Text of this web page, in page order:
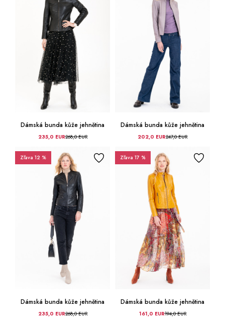
Dámská bunda kůže jehnětina
235,0 EUR268,0 EUR
Dámská bunda kůže jehnětina
202,0 EUR247,0 EUR
Zľava 12 %
Dámská bunda kůže jehnětina
235,0 EUR268,0 EUR
Zľava 17 %
Dámská bunda kůže jehnětina
161,0 EUR194,0 EUR